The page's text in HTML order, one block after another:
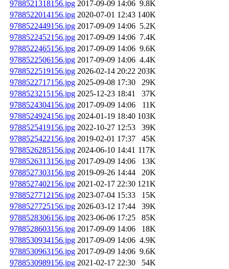
9788521318156.jpg 2017-09-09 14:06 9.8K
9788522014156.jpg 2020-07-01 12:43 140K
9788522449156.jpg 2017-09-09 14:06 5.2K
9788522452156.jpg 2017-09-09 14:06 7.4K
9788522465156.jpg 2017-09-09 14:06 9.6K
9788522506156.jpg 2017-09-09 14:06 4.4K
9788522519156.jpg 2026-02-14 20:22 203K
9788522717156.jpg 2025-09-08 17:30
29K
9788523215156.jpg 2025-12-23 18:41
37K
9788524304156.jpg 2017-09-09 14:06
11K
9788524924156.jpg 2024-01-19 18:40 103K
9788525419156.jpg 2022-10-27 12:53
39K
9788525422156.jpg 2019-02-01 17:37
45K
9788526285156.jpg 2024-06-10 14:41 117K
9788526313156.jpg 2017-09-09 14:06
13K
9788527303156.jpg 2019-09-26 14:44
20K
9788527402156.jpg 2021-02-17 22:30 121K
9788527712156.jpg 2023-07-04 15:33
15K
9788527725156.jpg 2026-03-12 17:44
39K
9788528306156.jpg 2023-06-06 17:25
85K
9788528603156.jpg 2017-09-09 14:06
18K
9788530934156.jpg 2017-09-09 14:06 4.9K
9788530963156.jpg 2017-09-09 14:06 9.6K
9788530989156.jpg 2021-02-17 22:30
54K